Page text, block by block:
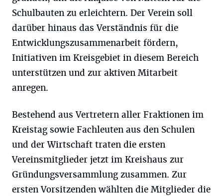
Schulbauten zu erleichtern. Der Verein soll
darüber hinaus das Verständnis für die
Entwicklungszusammenarbeit fördern,
Initiativen im Kreisgebiet in diesem Bereich
unterstützen und zur aktiven Mitarbeit
anregen.
Bestehend aus Vertretern aller Fraktionen im
Kreistag sowie Fachleuten aus den Schulen
und der Wirtschaft traten die ersten
Vereinsmitglieder jetzt im Kreishaus zur
Gründungsversammlung zusammen. Zur
ersten Vorsitzenden wählten die Mitglieder die